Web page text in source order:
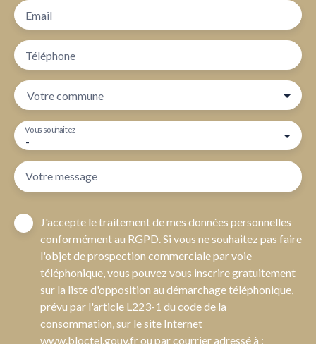
Email
Téléphone
Votre commune
-
Vous souhaitez
Votre message
J'accepte le traitement de mes données personnelles
conformément au RGPD. Si vous ne souhaitez pas faire
l'objet de prospection commerciale par voie
téléphonique, vous pouvez vous inscrire gratuitement
sur la liste d'opposition au démarchage téléphonique,
prévu par l'article L223-1 du code de la
consommation, sur le site Internet
www.bloctel.gouv.fr ou par courrier adressé à :